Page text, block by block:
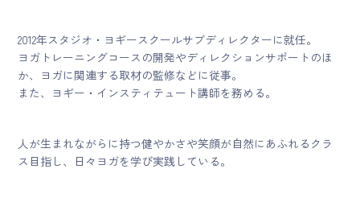
2012年スタジオ・ヨギースクールサブディレクターに就任。
ヨガトレーニングコースの開発やディレクションサポートのほ
か、ヨガに関連する取材の監修などに従事。
また、ヨギー・インスティテュート講師を務める。
人が生まれながらに持つ健やかさや笑顔が自然にあふれるクラ
ス目指し、日々ヨガを学び実践している。